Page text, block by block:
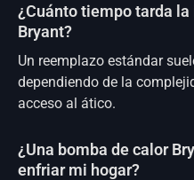
¿Cuánto tiempo tarda
Bryant?
Un reemplazo estándar
dependiendo de la
acceso al ático.
¿Una bomba de calor
enfriar mi hogar?